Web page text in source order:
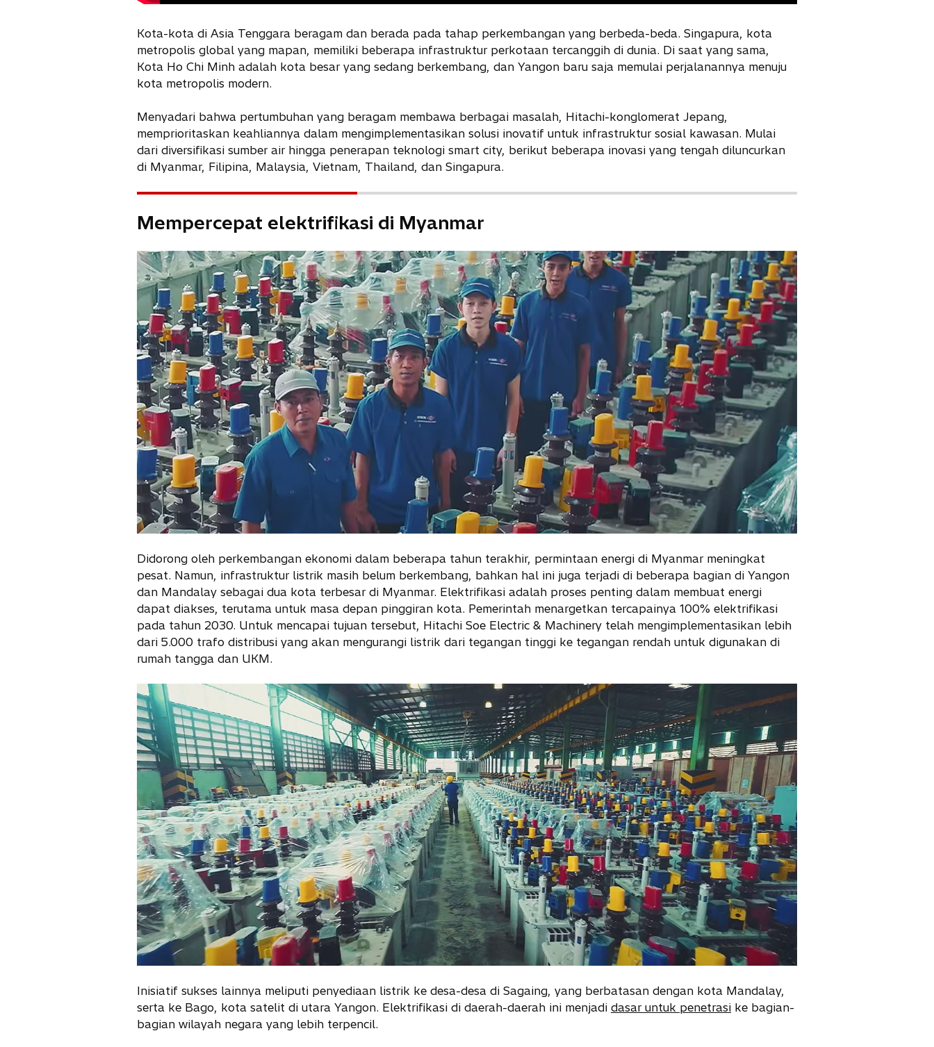
Kota-kota di Asia Tenggara beragam dan berada pada tahap perkembangan yang berbeda-beda. Singapura, kota
metropolis global yang mapan, memiliki beberapa infrastruktur perkotaan tercanggih di dunia. Di saat yang sama,
Kota Ho Chi Minh adalah kota besar yang sedang berkembang, dan Yangon baru saja memulai perjalanannya menuju
kota metropolis modern.
Menyadari bahwa pertumbuhan yang beragam membawa berbagai masalah, Hitachi-konglomerat Jepang,
memprioritaskan keahliannya dalam mengimplementasikan solusi inovatif untuk infrastruktur sosial kawasan. Mulai
dari diversifikasi sumber air hingga penerapan teknologi smart city, berikut beberapa inovasi yang tengah diluncurkan
di Myanmar, Filipina, Malaysia, Vietnam, Thailand, dan Singapura.
Mempercepat elektrifikasi di Myanmar
Didorong oleh perkembangan ekonomi dalam beberapa tahun terakhir, permintaan energi di Myanmar meningkat
pesat. Namun, infrastruktur listrik masih belum berkembang, bahkan hal ini juga terjadi di beberapa bagian di Yangon
dan Mandalay sebagai dua kota terbesar di Myanmar. Elektrifikasi adalah proses penting dalam membuat energi
dapat diakses, terutama untuk masa depan pinggiran kota. Pemerintah menargetkan tercapainya 100% elektrifikasi
pada tahun 2030. Untuk mencapai tujuan tersebut, Hitachi Soe Electric & Machinery telah mengimplementasikan lebih
dari 5.000 trafo distribusi yang akan mengurangi listrik dari tegangan tinggi ke tegangan rendah untuk digunakan di
rumah tangga dan UKM.
Inisiatif sukses lainnya meliputi penyediaan listrik ke desa-desa di Sagaing, yang berbatasan dengan kota Mandalay,
serta ke Bago, kota satelit di utara Yangon. Elektrifikasi di daerah-daerah ini menjadi dasar untuk penetrasi ke bagian-
bagian wilayah negara yang lebih terpencil.